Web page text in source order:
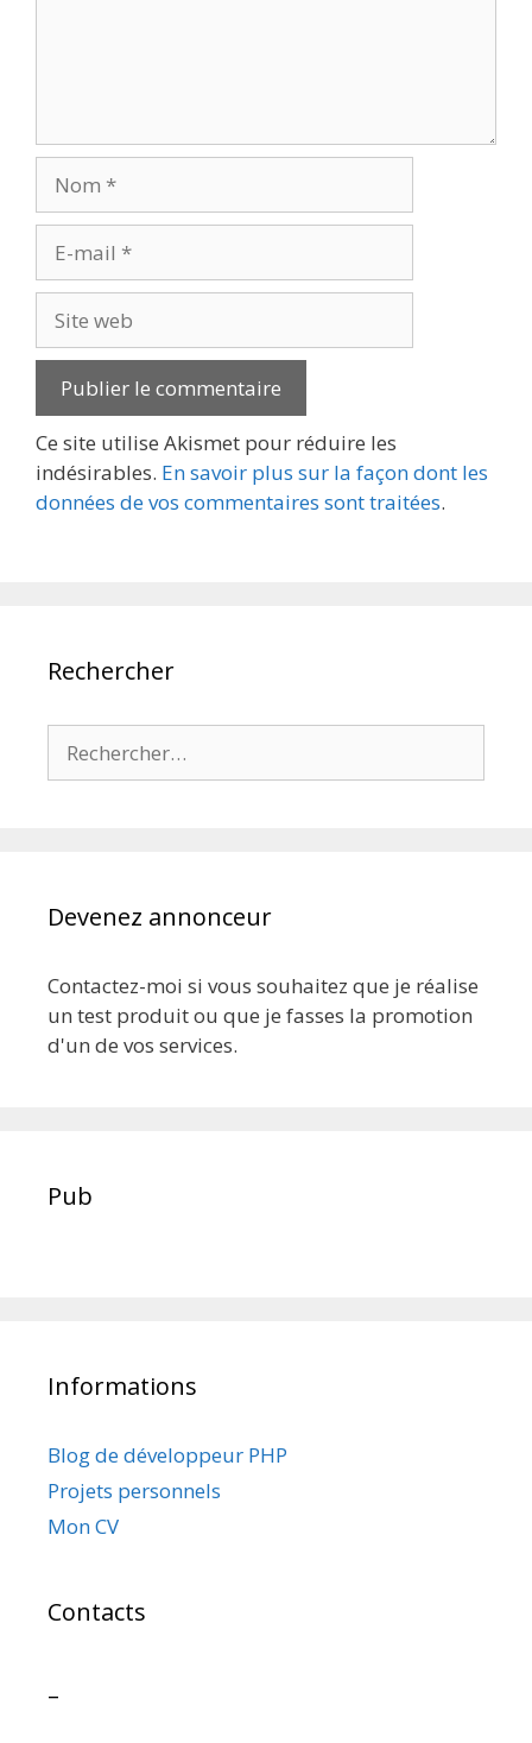
mail
web
Ce site utilise Akismet pour réduire les
indésirables. En savoir plus sur la façon dont les
données de vos commentaires sont traitées.
Rechercher
Devenez annonceur
Contactez-moi si vous souhaitez que je réalise
un test produit ou que je fasses la promotion
d'un de vos services.
Pub
Informations
Blog de développeur PHP
Projets personnels
Mon CV
Contacts
–